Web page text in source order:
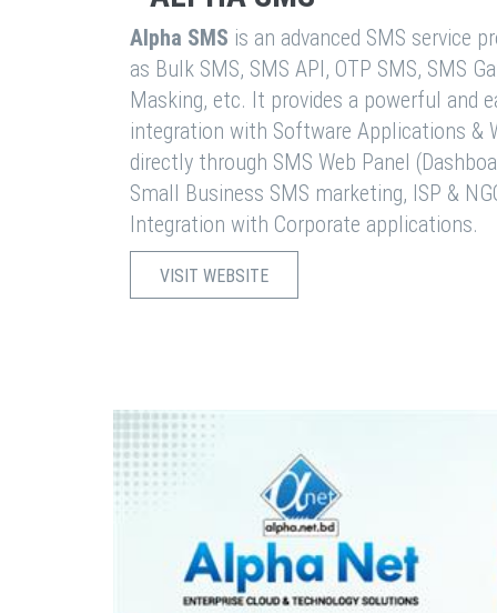
Alpha SMS is an advanced SMS service
as Bulk SMS, SMS API, OTP SMS, SMS
Masking, etc. It provides a powerful and
integration with Software Applications &
directly through SMS Web Panel
Small Business SMS marketing, ISP &
Integration with Corporate applications.
VISIT WEBSITE